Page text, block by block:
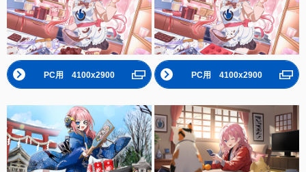
PC用 4100x2900 PC用 4100x2900